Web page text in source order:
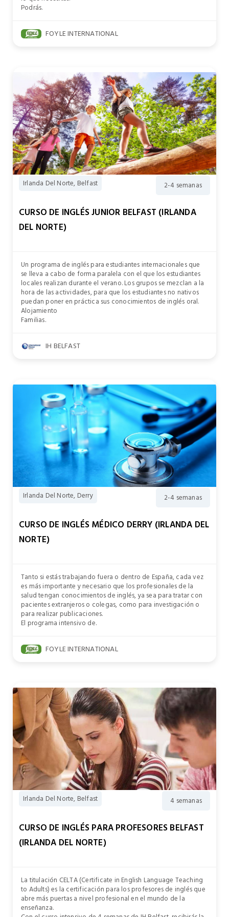
Podrás.
FOYLE INTERNATIONAL
Irlanda Del Norte, Belfast 2-4 semanas
CURSO DE INGLÉS JUNIOR BELFAST (IRLANDA
DEL NORTE)
Un programa de inglés para estudiantes internacionales que
se lleva a cabo de forma paralela con el que los estudiantes
locales realizan durante el verano. Los grupos se mezclan a la
hora de las actividades, para que los estudiantes no nativos
puedan poner en práctica sus conocimientos de inglés oral.
Alojamiento
Familias.
IH BELFAST
Irlanda Del Norte, Derry 2-4 semanas
CURSO DE INGLÉS MÉDICO DERRY (IRLANDA DEL
NORTE)
Tanto si estás trabajando fuera o dentro de España, cada vez
es más importante y necesario que los profesionales de la
salud tengan conocimientos de inglés, ya sea para tratar con
pacientes extranjeros o colegas, como para investigación o
para realizar publicaciones.
El programa intensivo de.
FOYLE INTERNATIONAL
Irlanda Del Norte, Belfast 4 semanas
CURSO DE INGLÉS PARA PROFESORES BELFAST
(IRLANDA DEL NORTE)
La titulación CELTA (Certificate in English Language Teaching
to Adults) es la certificación para los profesores de inglés que
abre más puertas a nivel profesional en el mundo de la
enseñanza.